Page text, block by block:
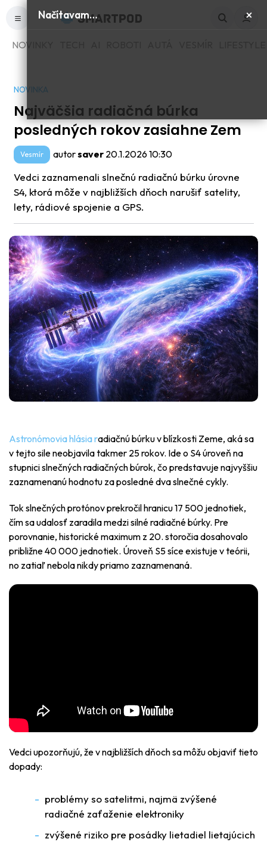
Načítavam… ×
NOVINKY
NOVINKA
Najväčšia radiačná búrka
posledných rokov zasiahne Zem
Vesmír autorsaver20.1.2026 10:30
Vedci zaznamenali slnečnú radiačnú búrku úrovne
S4, ktorá môže v najbližších dňoch narušiť satelity,
lety, rádiové spojenie a GPS.
Astronómovia hlásia radiačnú búrku v blízkosti Zeme, aká sa
v tejto sile neobjavila takmer 25 rokov. Ide o S4 úroveň na
stupnici slnečných radiačných búrok, čo predstavuje najvyššiu
zaznamenanú hodnotu za posledné dva slnečné cykly.
Tok slnečných protónov prekročil hranicu 17 500 jednotiek,
čím sa udalosť zaradila medzi silné radiačné búrky. Pre
porovnanie, historické maximum z 20. storočia dosahovalo
približne 40 000 jednotiek. Úroveň S5 síce existuje v teórii,
no zatiaľ nebola nikdy priamo zaznamenaná.
Vedci upozorňujú, že v najbližších dňoch sa môžu objaviť tieto
dopady:
problémy so satelitmi, najmä zvýšené
radiačné zaťaženie elektroniky
zvýšené riziko pre posádky lietadiel lietajúcich